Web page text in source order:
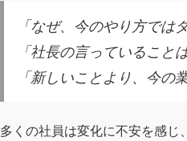
「なぜ、今のやり方では
「社長の言っているこ
「新しいことより、今の
多くの社員は変化に不安を感